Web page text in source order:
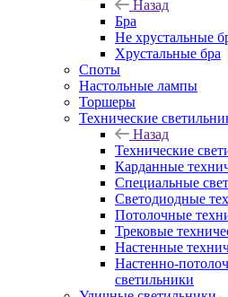
Назад
Бра
Не хрустальные
Хрустальные бра
Споты
Настольные лампы
Торшеры
Технические
Назад
Технические
Карданные
Специальные
Светодиодные
Потолочные
Трековые
Настенные
Настенно-
светильники